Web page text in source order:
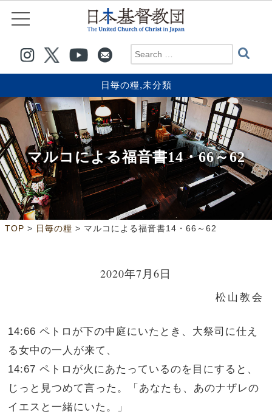
日毎の糧,未分類
マルコによる福音書14・66～62
TOP > 日毎の糧 > マルコによる福音書14・66～62
2020年7月6日
松山教会
14:66 ペトロが下の中庭にいたとき、大祭司に仕え
る女中の一人が来て、
14:67 ペトロが火にあたっているのを目にすると、
じっと見つめて言った。「あなたも、あのナザレの
イエスと一緒にいた。」